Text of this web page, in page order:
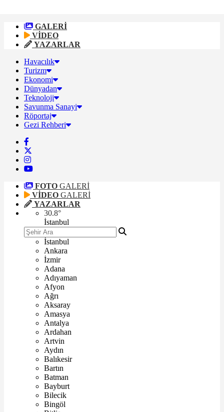
GALERİ
VİDEO
YAZARLAR
Havacılık
Turizm
Ekonomi
Dünyadan
Teknoloji
Savunma Sanayi
Röportaj
Gezi Rehberi
FOTO GALERİ
VİDEO GALERİ
YAZARLAR
30.8°
İstanbul
İstanbul
Ankara
İzmir
Adana
Adıyaman
Afyon
Ağrı
Aksaray
Amasya
Antalya
Ardahan
Artvin
Aydın
Balıkesir
Bartın
Batman
Bayburt
Bilecik
Bingöl